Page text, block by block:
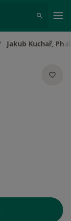
města
Jakub Kuchař,